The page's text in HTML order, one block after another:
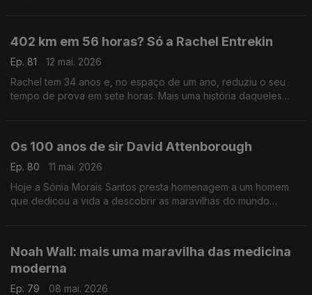
402 km em 56 horas? Só a Rachel Entrekin
Ep. 81
12 mai. 2026
Rachel tem 34 anos e, no espaço de um ano, reduziu o seu
tempo de prova em sete horas. Mais uma história daqueles
Os 100 anos de sir David Attenborough
Ep. 80
11 mai. 2026
Hoje a Sónia Morais Santos presta homenagem a um homem
que dedicou a vida a descobrir as maravilhas do mundo
Noah Wall: mais uma maravilha das medicina
moderna
Ep. 79
08 mai. 2026